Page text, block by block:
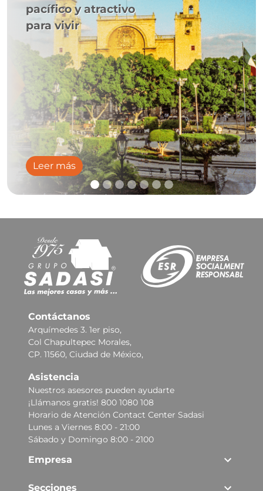
pacífico y atractivo
para vivir
Leer más
Contáctanos
Arquímedes 3. 1er piso,
Col Chapultepec Morales,
CP. 11560, Ciudad de México,
Asistencia
Nuestros asesores pueden ayudarte
¡Llámanos gratis! 800 1080 108
Horario de Atención Contact Center Sadasi
Lunes a Viernes 8:00 - 21:00
Sábado y Domingo 8:00 - 2100
Empresa
Secciones